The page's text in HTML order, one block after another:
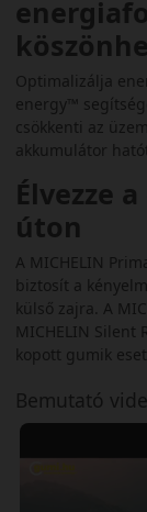
Optimalizálja
energy™
csökkenti az
akkumulátor
Élvezze
úton
A MICHELIN
biztosít a
külső zajra. A
MICHELIN
kopott gumik
Bemutató